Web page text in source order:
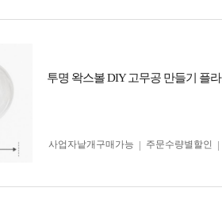
투명 왁스볼 DIY 고무공 만들기 플
사업자 낱개구매가능
주문수량별할인